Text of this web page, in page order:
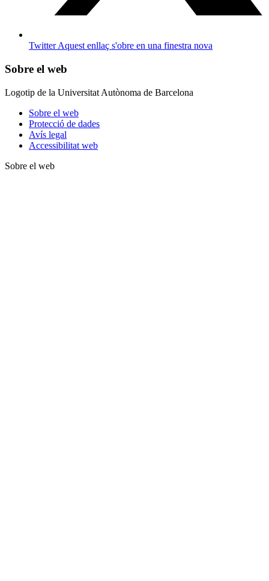
TwitterAquest enllaç s'obre en una finestra nova
Sobre el web
Logotip de la Universitat Autònoma de Barcelona
Sobre el web
Protecció de dades
Avís legal
Accessibilitat web
Sobre el web